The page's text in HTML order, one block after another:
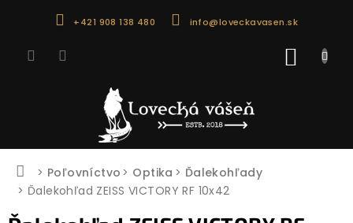
+421 908 138 480 info@loveckavasen.sk
Domov
Poľovníctvo Optika
Ďalekohľady
Ďalekohľad ZEISS VICTORY RF 10x42